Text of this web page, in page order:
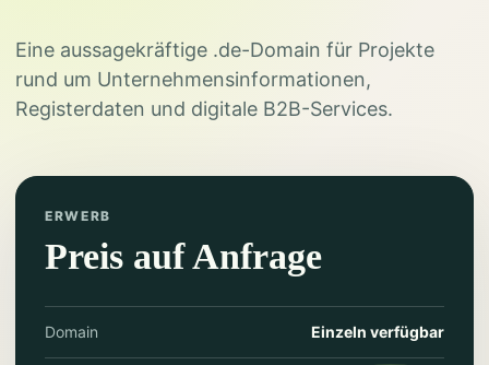
Eine aussagekräftige .de-Domain für Projekte
rund um Unternehmensinformationen,
Registerdaten und digitale B2B-Services.
ERWERB
Preis auf Anfrage
Domain Einzeln verfügbar